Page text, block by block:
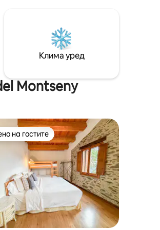
соби со бања. Луксузна
Тоса де Мар во близина на
со џакузи и базен. Се наоѓа во
урбанизација со голема
Клима уред
Montseny
на гостите
на гостите